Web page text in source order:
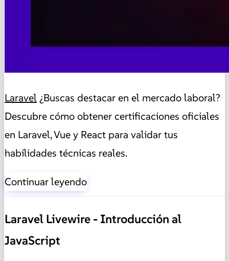
Laravel ¿Buscas destacar en el mercado laboral?
Descubre cómo obtener certificaciones oficiales
en Laravel, Vue y React para validar tus
habilidades técnicas reales.
Continuar leyendo
Laravel Livewire - Introducción al
JavaScript